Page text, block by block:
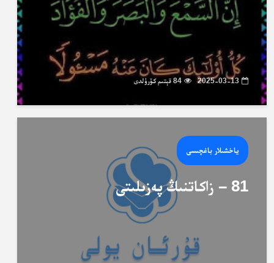
2025-03-13 84 قېتىم كۆرۈلدى
ياخشىلار باغچىسى
81 – زاكاتنىڭ پەزىلىتى